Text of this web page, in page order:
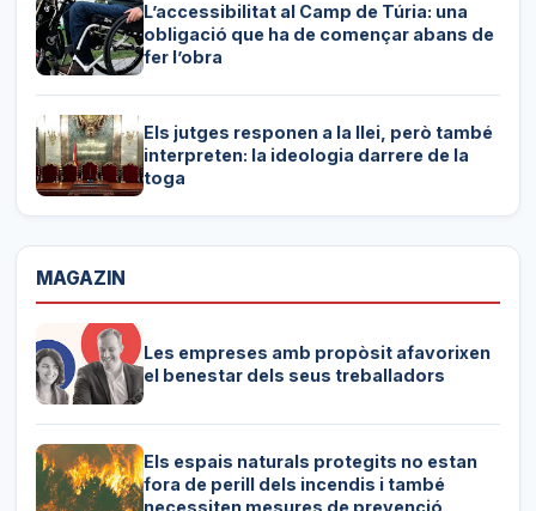
L’accessibilitat al Camp de Túria: una
obligació que ha de començar abans de
fer l’obra
Els jutges responen a la llei, però també
interpreten: la ideologia darrere de la
toga
MAGAZIN
Les empreses amb propòsit afavorixen
el benestar dels seus treballadors
Els espais naturals protegits no estan
fora de perill dels incendis i també